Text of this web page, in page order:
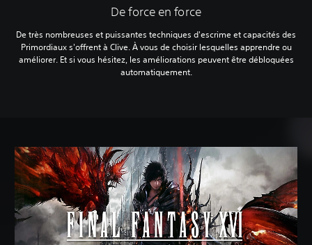
De force en force
De très nombreuses et puissantes techniques d'escrime et capacités des
Primordiaux s'offrent à Clive. À vous de choisir lesquelles apprendre ou
améliorer. Et si vous hésitez, les améliorations peuvent être débloquées
automatiquement.